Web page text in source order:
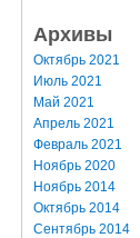
Архивы
Октябрь 2021
Июль 2021
Май 2021
Апрель 2021
Февраль 2021
Ноябрь 2020
Ноябрь 2014
Октябрь 2014
Сентябрь 2014